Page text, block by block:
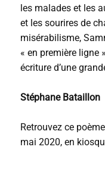
les malades et les
et les sourires de
misérabilisme,
« en première ligne
écriture d’une
Stéphane Bataillon
Retrouvez ce
mai 2020, en